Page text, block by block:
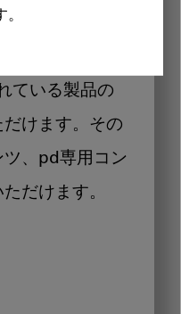
ている製品の
けます。その
、pd専用コン
だけます。